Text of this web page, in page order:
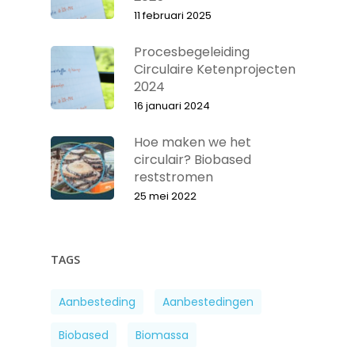
11 februari 2025
Procesbegeleiding
Circulaire Ketenprojecten
2024
16 januari 2024
Hoe maken we het
circulair? Biobased
reststromen
25 mei 2022
TAGS
Aanbesteding Aanbestedingen
Biobased Biomassa